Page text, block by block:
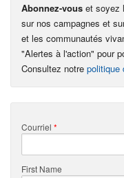
Abonnez-vous et soyez
sur nos campagnes et
et les communautés
"Alertes à l'action" pour
Consultez notre politique
Courriel *
First Name